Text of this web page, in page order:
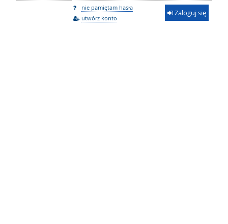
nie pamiętam hasła
utwórz konto
Zaloguj się